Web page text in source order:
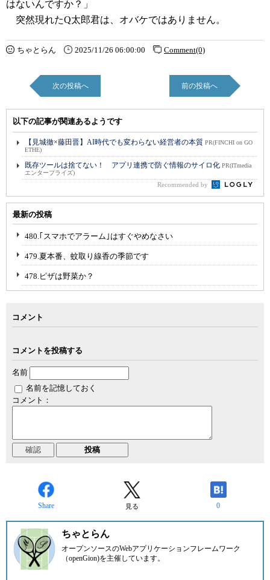
はないんですか？」
突然現れたQ太郎君は、オバケではありません。
ちゃとらん 2025/11/26 06:00:00 Comment(0)
次の投稿へ 前の投稿へ
以下の記事が関連あるようです
【見城徹×藤田晋】AI時代でも変わらない経営者の本質 PR(FINCHI on GO
ETHE)
既存ツールは捨てない！ アプリ連携で防ぐ情報のサイロ化 PR(ITmedia
エンタープライズ)
Recommended by
最新の投稿
480.｢スマホでアラーム｣はすぐやめなさい
479.夏本番、蚊取り線香の季節です
478.ピザは野菜か？
コメント
コメントを投稿する
名前
名前を記憶しておく
コメント：
Share 見る 0
ちゃとらん
オープンソースのWebアプリケーションフレームワーク
（openGion)を主催しています。